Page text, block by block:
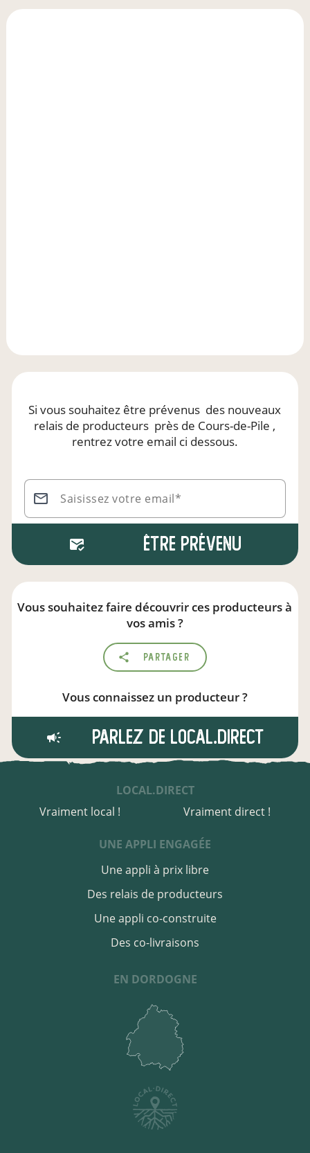
Si vous souhaitez être prévenus des nouveaux
relais de producteurs près de Cours-de-Pile ,
rentrez votre email ci dessous.
Saisissez votre email*
Être prévenu
Vous souhaitez faire découvrir ces producteurs à
vos amis ?
Partager
Vous connaissez un producteur ?
Parlez de local.direct
LOCAL.DIRECT
Vraiment local !
Vraiment direct !
UNE APPLI ENGAGÉE
Une appli à prix libre
Des relais de producteurs
Des co-livraisons
Une appli co-construite
EN DORDOGNE